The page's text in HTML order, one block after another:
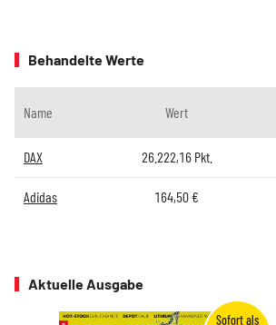
Behandelte Werte
Name Wert
DAX 26.222,16Pkt.
Adidas 164,50 €
Aktuelle Ausgabe